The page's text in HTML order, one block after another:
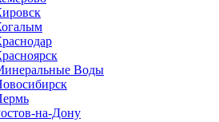
Воды
на-Дону